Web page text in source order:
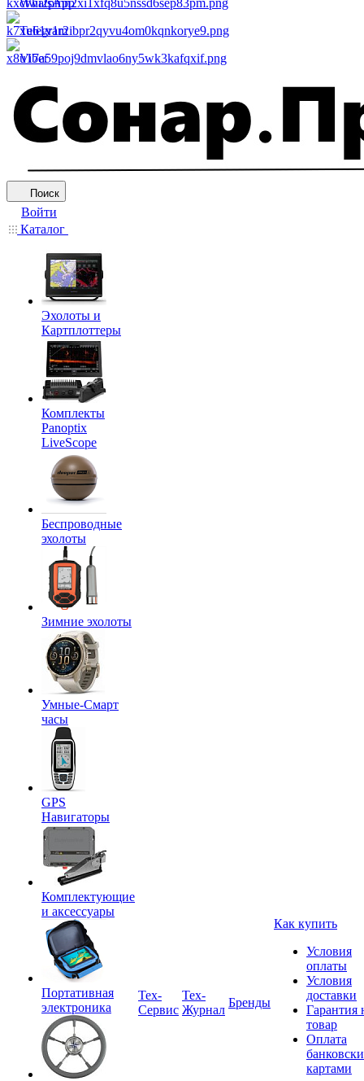
WhatsApp
Telegram
Viber
Поиск
Войти
Каталог
Эхолоты и
Картплоттеры
Комплекты
Panoptix
LiveScope
Беспроводные
эхолоты
Зимние эхолоты
Умные-Смарт
часы
GPS
Навигаторы
Комплектующие
и аксессуары
Портативная
электроника
Tex-
Сервис
Тех-
Журнал
Бренды
Как купить
Условия
оплаты
Условия
доставки
Гарантия
товар
Оплата
картами